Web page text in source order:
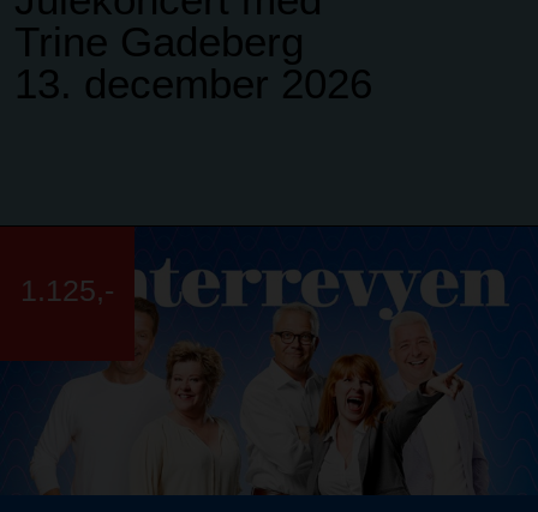
Trine Gadeberg
13. december 2026
1.125,-